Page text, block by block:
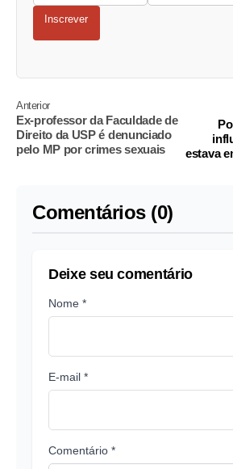
Inscrever
Anterior
Ex-professor da Faculdade de
Direito da USP é denunciado
pelo MP por crimes sexuais
estava
Comentários (0)
Deixe seu comentário
Nome *
E-mail *
Comentário *